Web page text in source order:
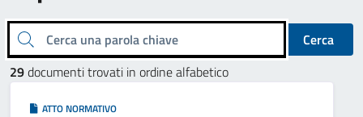
Cerca una parola chiave
Cerca
29documenti trovati in ordine alfabetico
ATTO NORMATIVO